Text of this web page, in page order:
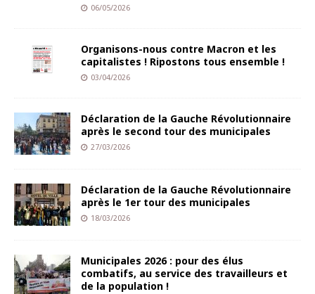
06/05/2026
Organisons-nous contre Macron et les
capitalistes ! Ripostons tous ensemble !
03/04/2026
Déclaration de la Gauche Révolutionnaire
après le second tour des municipales
27/03/2026
Déclaration de la Gauche Révolutionnaire
après le 1er tour des municipales
18/03/2026
Municipales 2026 : pour des élus
combatifs, au service des travailleurs et
de la population !